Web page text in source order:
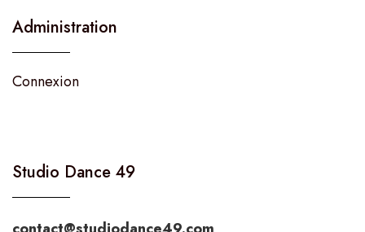
Administration
Connexion
Studio Dance 49